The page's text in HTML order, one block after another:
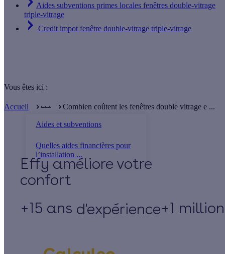
Aides subventions primes locales fenêtres double-vitrage
triple-vitrage
Credit impot fenêtre double-vitrage triple-vitrage
Vous êtes ici :
Accueil . . .
Aides et subventions
Quelles aides financières pour
l’installation ...
Combien coûtent les fenêtres double vitrage e ...
Effy
+15 ans d'expérience+1